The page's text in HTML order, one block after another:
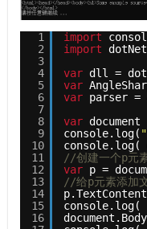
1
2
3
4
5
6
7
8
9
10
11
12
13
14
15
16
import
import
var dll =
var
var parser =
var document
console.log(
console.log(
//创建⼀个p元
var p =
//给p元素添加
console.log(